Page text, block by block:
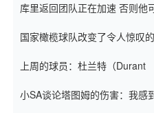
库里返回团队正在加速 否则他
起了人们的关注
国家橄榄球队改变了令人惊叹
上周的球员：杜兰特（Durant
小SA谈论塔图姆的伤害：我感